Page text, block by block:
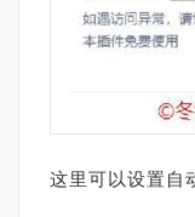
这里可以设置自